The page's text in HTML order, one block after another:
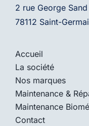
2 rue George Sand
78112 Saint-
Accueil
La société
Nos marques
Maintenance &
Maintenance
Contact